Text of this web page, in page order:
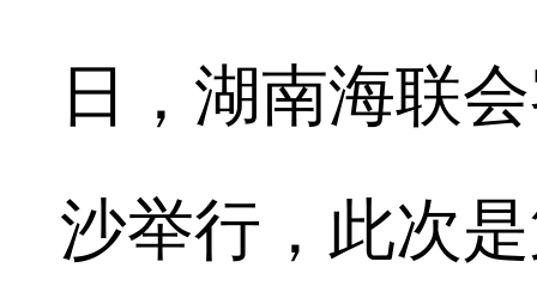
日，湖南海联
沙举行，此次